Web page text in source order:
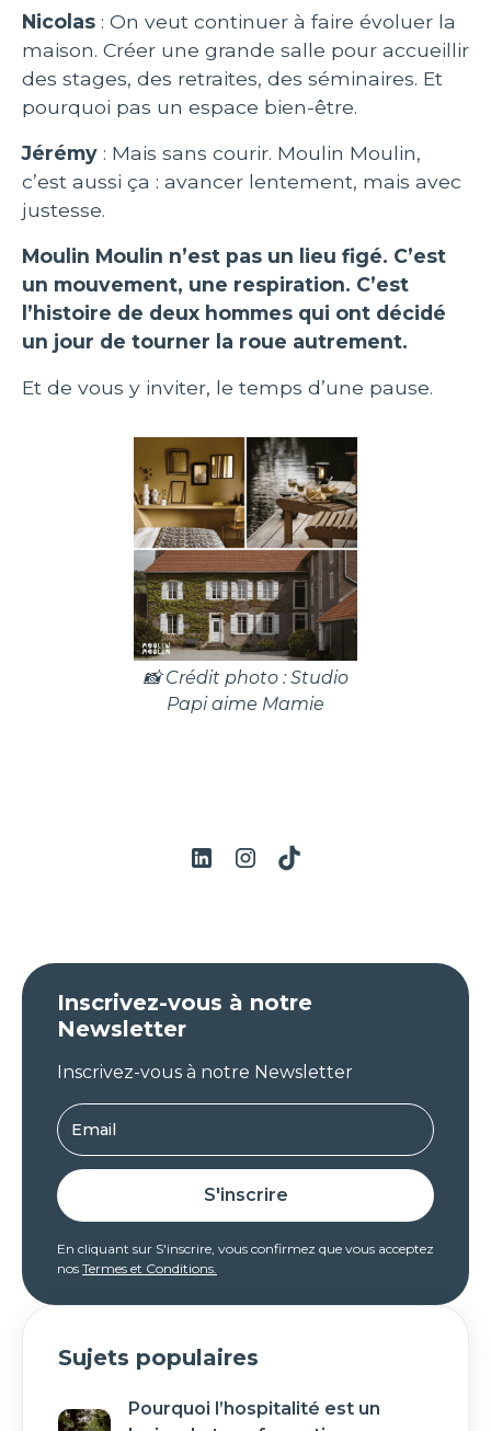
Nicolas : On veut continuer à faire évoluer la
maison. Créer une grande salle pour accueillir
des stages, des retraites, des séminaires. Et
pourquoi pas un espace bien-être.
Jérémy : Mais sans courir. Moulin Moulin,
c’est aussi ça : avancer lentement, mais avec
justesse.
Moulin Moulin n’est pas un lieu figé. C’est
un mouvement, une respiration. C’est
l’histoire de deux hommes qui ont décidé
un jour de tourner la roue autrement.
Et de vous y inviter, le temps d’une pause.
📸 Crédit photo : Studio
Papi aime Mamie
Inscrivez-vous à notre
Newsletter
Inscrivez-vous à notre Newsletter
En cliquant sur S'inscrire, vous confirmez que vous acceptez
nos Termes et Conditions.
Sujets populaires
Pourquoi l’hospitalité est un